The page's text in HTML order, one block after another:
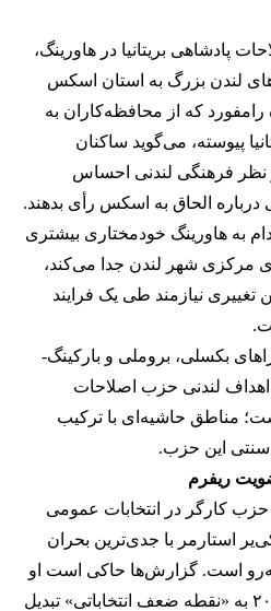
پادشاهی بریتانیا در هاورینگ،
لندن بزرگ به استان اسکس
رامفورد که از محافظه‌کاران به
پیوسته، می‌گوید ساکنان
نظر فرهنگی لندنی احساس
درباره الحاق به اسکس رأی بدهند.
به هاورینگ خودمختاری بیشتری
مرکزی شهر لندن جدا می‌کند،
تغییری نیازمند طی یک فرایند
بکسلی، بروملی و بارکینگ-
اهداف لندنی حزب اصلاحات
است؛ مناطق حاشیه‌ای با ترکیب
سنتی این حزب.
ریفرم
حزب کارگر در انتخابات عمومی
۴۱۲ کرسی، کی‌یر استارمر با جدی‌ترین بحران
است. گزارش‌ها حاکی است او
در کارزار انتخابات محلی ۲۰۲۶ به «نقطه ضعف انتخاباتی» تبدیل